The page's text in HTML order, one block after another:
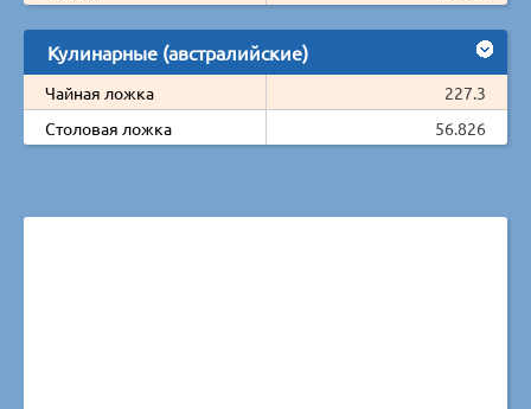
Кулинарные (австралийские)
Чайная ложка
227.3
Столовая ложка
56.826